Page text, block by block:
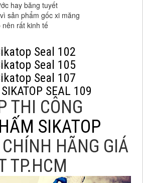
hay băng tuyết
sản phẩm gốc xi măng
rất kinh tế
Seal 102
Seal 105
Seal 107
SEAL 109
THI CÔNG
SIKATOP
CHÍNH HÃNG GIÁ
TP.HCM